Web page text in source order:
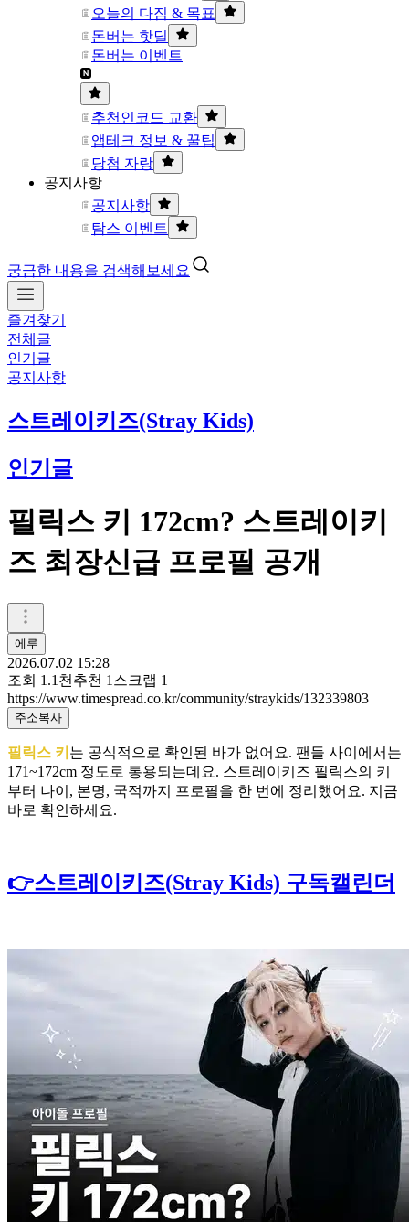
오늘의 다짐 & 목표
돈버는 핫딜
돈버는 이벤트
추천인코드 교환
앱테크 정보 & 꿀팁
당첨 자랑
공지사항
공지사항
탐스 이벤트
궁금한 내용을 검색해보세요
즐겨찾기
전체글
인기글
공지사항
스트레이키즈(Stray Kids)
인기글
필릭스 키 172cm? 스트레이키
즈 최장신급 프로필 공개
에루
2026.07.02 15:28
조회 1.1천 추천 1 스크랩 1
https://www.timespread.co.kr/community/straykids/132339803
주소복사
필릭스 키 는 공식적으로 확인된 바가 없어요. 팬들 사이에서는
171~172cm 정도로 통용되는데요. 스트레이키즈 필릭스의 키
부터 나이, 본명, 국적까지 프로필을 한 번에 정리했어요. 지금
바로 확인하세요.
👉스트레이키즈(Stray Kids) 구독캘린더